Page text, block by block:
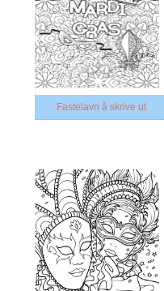
Fastelavn å skrive ut